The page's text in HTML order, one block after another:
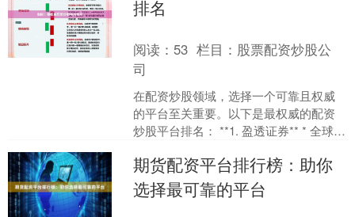
排名
阅读： 53 栏目： 股票配资炒股公
司
在配资炒股领域，选择一个可靠且权威
的平台至关重要。以下是最权威的配资
炒股平台排名： **1. 盈透证券** * 全球最
期货配资平台排行榜：助你
选择最可靠的平台